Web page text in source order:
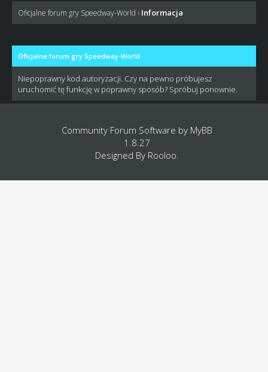
Oficjalne forum gry Speedway-World › Informacja
Oficjalne forum gry Speedway-World
Niepoprawny kod autoryzacji. Czy na pewno próbujesz
uruchomić tę funkcję w poprawny sposób? Spróbuj ponownie.
Community Forum Software by MyBB
1.8.27
Designed By Rooloo.